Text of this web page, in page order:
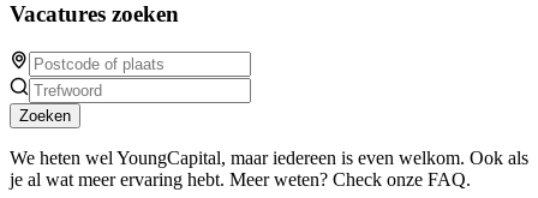
Vacatures zoeken
Zoeken
We heten wel YoungCapital, maar iedereen is even welkom. Ook als
je al wat meer ervaring hebt. Meer weten? Check onze FAQ.